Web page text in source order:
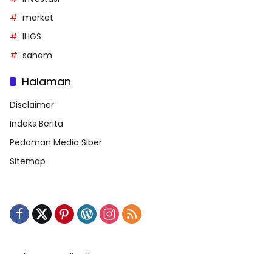
market
IHGS
saham
Halaman
Disclaimer
Indeks Berita
Pedoman Media Siber
Sitemap